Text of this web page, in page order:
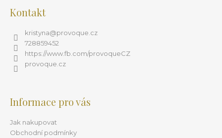
Kontakt
kristyna@provoque.cz
728859452
https://www.fb.com/provoqueCZ
provoque.cz
Informace pro vás
Jak nakupovat
Obchodní podmínky